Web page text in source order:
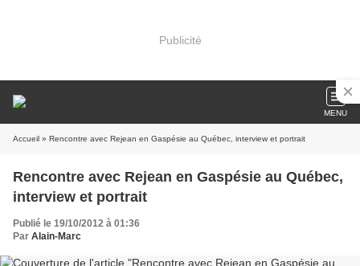
Publicité
MENU
Accueil » Rencontre avec Rejean en Gaspésie au Québec, interview et portrait
Rencontre avec Rejean en Gaspésie au Québec,
interview et portrait
Publié le 19/10/2012 à 01:36
Par Alain-Marc